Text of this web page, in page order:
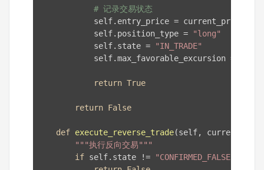
# 记录交易状态
            self.entry_price = current_price
            self.position_type =
"long"
            self.state =
"IN_TRADE"
            self.max_favorable_excursion =
return True
return False
def execute_reverse_trade(self,
"""执行反向交易"""
if self.state != "CONFIRMED_FALSE"